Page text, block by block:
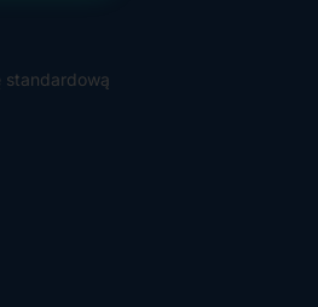
standardową